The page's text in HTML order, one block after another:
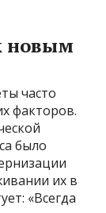
новым
часто
факторов.
было
их в
«Всегда